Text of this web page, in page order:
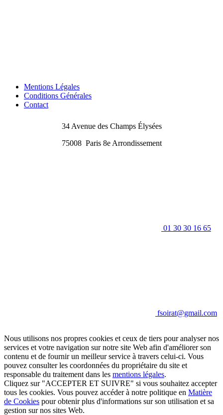
Mentions Légales
Conditions Générales
Contact
34 Avenue des Champs Élysées
75008 Paris 8e Arrondissement
01 30 30 16 65
fsoirat@gmail.com
Nous utilisons nos propres cookies et ceux de tiers pour analyser nos
services et votre navigation sur notre site Web afin d'améliorer son
contenu et de fournir un meilleur service à travers celui-ci. Vous
pouvez consulter les coordonnées du propriétaire du site et
responsable du traitement dans les mentions légales.
Cliquez sur "ACCEPTER ET SUIVRE" si vous souhaitez accepter
tous les cookies. Vous pouvez accéder à notre politique en Matière
de Cookies pour obtenir plus d'informations sur son utilisation et sa
gestion sur nos sites Web.